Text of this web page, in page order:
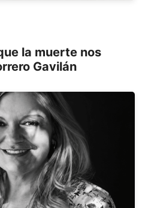
la muerte nos
Gavilán